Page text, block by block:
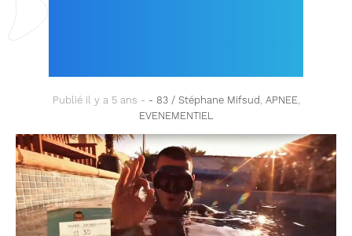
Publié il y a 5 ans - - 83 / Stéphane Mifsud, APNEE,
EVENEMENTIEL